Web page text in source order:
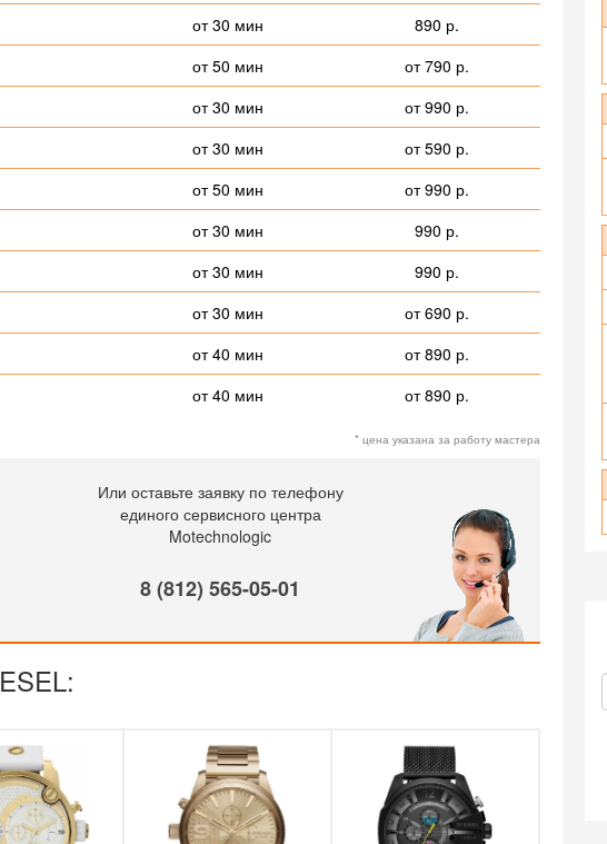
от 30 мин
890 р.
от 50 мин
от 790 р.
от 30 мин
от 990 р.
от 30 мин
от 590 р.
от 50 мин
от 990 р.
от 30 мин
990 р.
от 30 мин
990 р.
от 30 мин
от 690 р.
от 40 мин
от 890 р.
от 40 мин от 890 р.
* цена указана за работу мастера
Или оставьте заявку по телефону
единого сервисного центра
Motechnologic
8 (812) 565-05-01